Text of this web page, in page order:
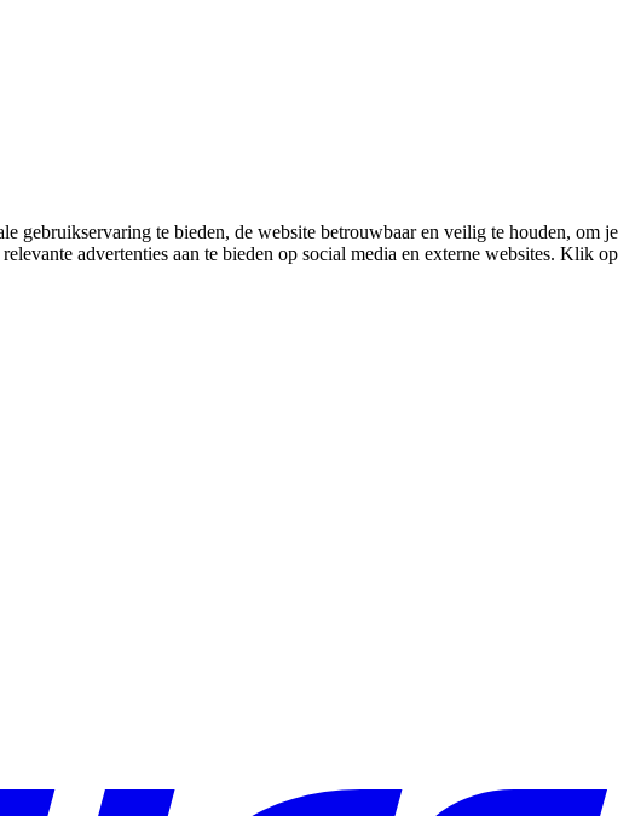
gebruikservaring te bieden, de website betrouwbaar en veilig te houden, om je
advertenties aan te bieden op social media en externe websites. Klik op